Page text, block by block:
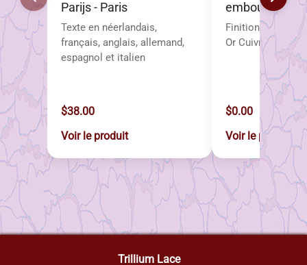
Parijs - Paris
Texte en néerlandais,
français, anglais, allemand,
espagnol et italien
$38.00
Voir le produit
embout de
Finitions
Or Cuivre
$0.00
Voir le produit
Trillium Lace